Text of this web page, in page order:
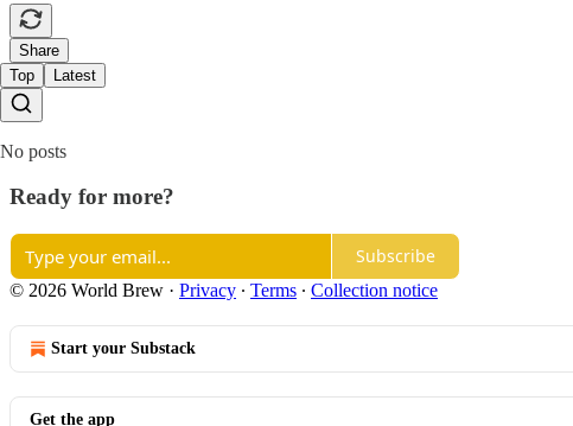
Share
Top
Latest
No posts
Ready for more?
Subscribe
© 2026 World Brew · Privacy ∙ Terms ∙ Collection notice
Start your Substack
Get the app